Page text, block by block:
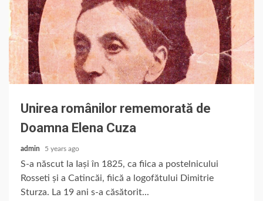
Unirea românilor rememorată de
Doamna Elena Cuza
admin 5 years ago
S-a născut la Iași în 1825, ca fiica a postelnicului
Rosseti și a Catincăi, fiică a logofătului Dimitrie
Sturza. La 19 ani s-a căsătorit...